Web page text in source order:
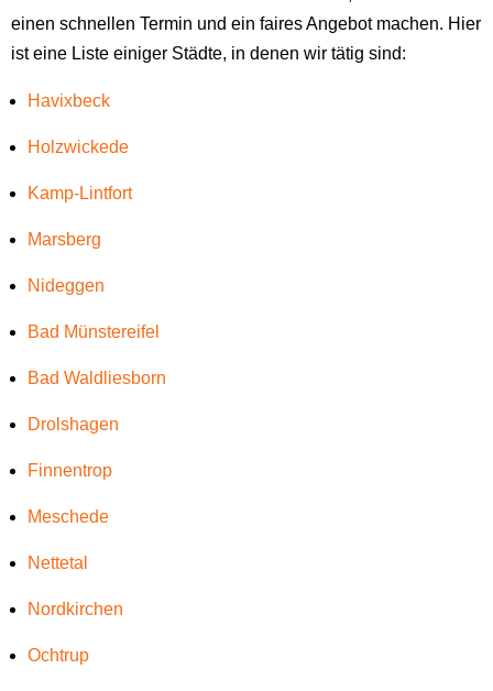
einen schnellen Termin und ein faires Angebot machen. Hier
ist eine Liste einiger Städte, in denen wir tätig sind:
Havixbeck
Holzwickede
Kamp-Lintfort
Marsberg
Nideggen
Bad Münstereifel
Bad Waldliesborn
Drolshagen
Finnentrop
Meschede
Nettetal
Nordkirchen
Ochtrup